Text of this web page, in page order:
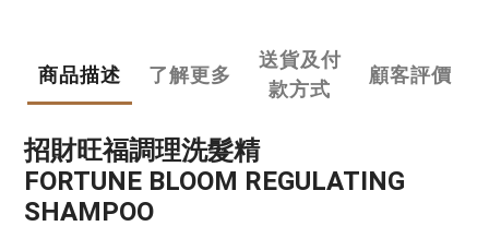
商品描述 了解更多
送貨及付
款方式
顧客評價
招財旺福調理洗髮精
FORTUNE BLOOM REGULATING
SHAMPOO